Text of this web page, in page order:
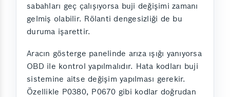
sabahları geç çalışıyorsa buji değişimi zamanı
gelmiş olabilir. Rölanti dengesizliği de bu
duruma işarettir.
Aracın gösterge panelinde arıza ışığı yanıyorsa
OBD ile kontrol yapılmalıdır. Hata kodları buji
sistemine aitse değişim yapılması gerekir.
Özellikle P0380, P0670 gibi kodlar doğrudan